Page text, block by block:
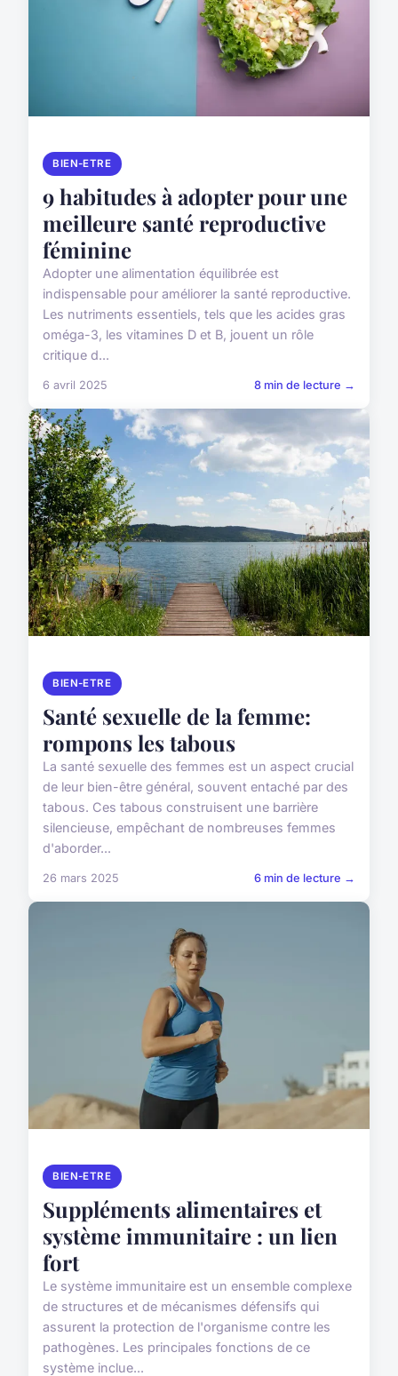
BIEN-ETRE
9 habitudes à adopter pour une
meilleure santé reproductive
féminine
Adopter une alimentation équilibrée est
indispensable pour améliorer la santé reproductive.
Les nutriments essentiels, tels que les acides gras
oméga-3, les vitamines D et B, jouent un rôle
critique d...
6 avril 2025 8 min de lecture →
BIEN-ETRE
Santé sexuelle de la femme:
rompons les tabous
La santé sexuelle des femmes est un aspect crucial
de leur bien-être général, souvent entaché par des
tabous. Ces tabous construisent une barrière
silencieuse, empêchant de nombreuses femmes
d'aborder...
26 mars 2025 6 min de lecture →
BIEN-ETRE
Suppléments alimentaires et
système immunitaire : un lien
fort
Le système immunitaire est un ensemble complexe
de structures et de mécanismes défensifs qui
assurent la protection de l'organisme contre les
pathogènes. Les principales fonctions de ce
système inclue...